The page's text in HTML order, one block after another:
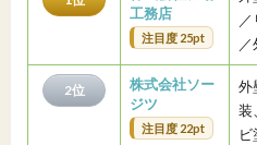
工務店
注目度 25pt
／
2位
株式会社ソー
ジツ
注目度 22pt
外
装